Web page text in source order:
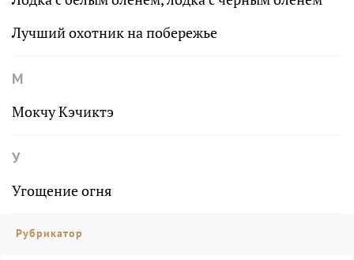
Лучший охотник на побережье
М
Мокчу Кэчиктэ
У
Угощение огня
Рубрикатор